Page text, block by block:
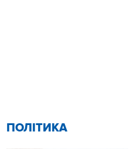
ПОЛІТИКА